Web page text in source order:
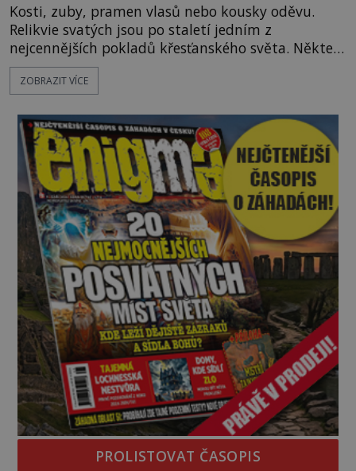
Kosti, zuby, pramen vlasů nebo kousky oděvu.
Relikvie svatých jsou po staletí jedním z
nejcennějších pokladů křesťanského světa. Některé
mají pečlivě doloženou historii, jiné provází
záhady, krádeže i nečekané objevy. Jejich osudy
o skutečné historické události. Ve středověké
Evropě mají relikvie mimořádnou hodnotu. Nejsou
jen předmětem úcty
ZOBRAZIT VÍCE
PROLISTOVAT ČASOPIS